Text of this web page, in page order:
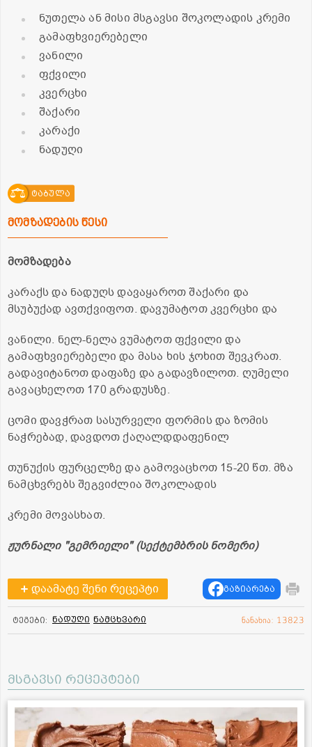
ნუთელა ან მისი მსგავსი შოკოლადის კრემი
გამაფხვიერებელი
ვანილი
ფქვილი
კვერცხი
შაქარი
კარაქი
ნადუღი
ტაბულა
მომზადების წესი
მომზადება
კარაქს და ნადუღს დავაყაროთ შაქარი და
მსუბუქად ავთქვიფოთ. დავუმატოთ კვერცხი და
ვანილი. ნელ-ნელა ვუმატოთ ფქვილი და
გამაფხვიერებელი და მასა ხის ჯოხით შევკრათ.
გადავიტანოთ დაფაზე და გადავზილოთ. ღუმელი
გავაცხელოთ 170 გრადუსზე.
ცომი დავჭრათ სასურველი ფორმის და ზომის
ნაჭრებად, დავდოთ ქაღალდდაფენილ
თუნუქის ფურცელზე და გამოვაცხოთ 15-20 წთ. მზა
ნამცხვრებს შეგვიძლია შოკოლადის
კრემი მოვასხათ.
ჟურნალი "გემრიელი" (სექტემბრის ნომერი)
დაამატე შენი რეცეპტი გაზიარება
ტეგები: ნადუღი ნამცხვარი ნანახია: 13823
მსგავსი რეცეპტები